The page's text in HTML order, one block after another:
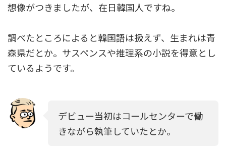
想像がつきましたが、在日韓国人ですね。
調べたところによると韓国語は扱えず、生まれは青
森県だとか。サスペンスや推理系の小説を得意とし
ているようです。
デビュー当初はコールセンターで働
きながら執筆していたとか。